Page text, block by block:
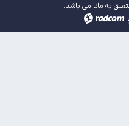
به مانا می باشد.
radcom